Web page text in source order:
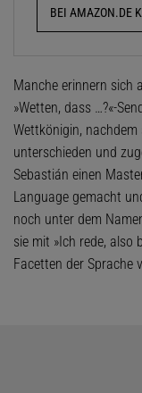
BEI AMAZON.DE
Manche erinnern sich
»Wetten, dass …?«-
Wettkönigin,
unterschieden und
Sebastián einen
Language gemacht
noch unter dem
sie mit »Ich rede, also
Facetten der Sprache